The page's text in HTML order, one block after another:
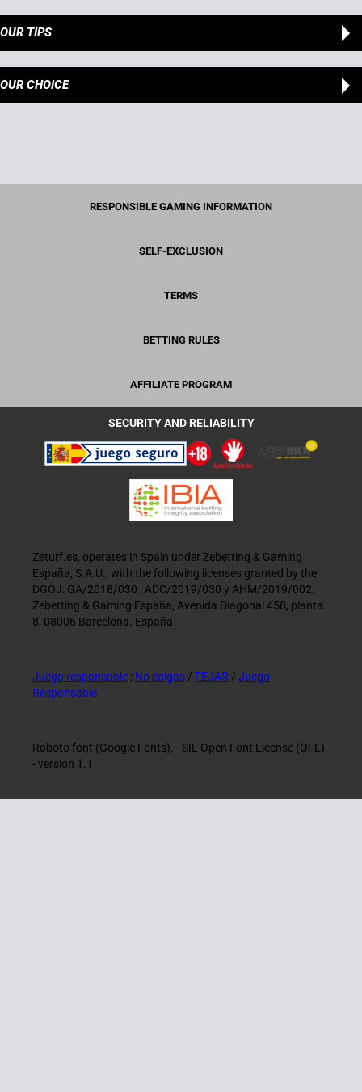
OUR TIPS
OUR CHOICE
RESPONSIBLE GAMING INFORMATION
SELF-EXCLUSION
TERMS
BETTING RULES
AFFILIATE PROGRAM
SECURITY AND RELIABILITY
Zeturf.es, operates in Spain under Zebetting & Gaming
España, S.A.U., with the following licenses granted by the
DGOJ: GA/2018/030 ; ADC/2019/030 y AHM/2019/002.
Zebetting & Gaming España, Avenida Diagonal 458, planta
8, 08006 Barcelona. España
Juego responsable : No caigas / FEJAR / Juego
Responsable
Roboto font (Google Fonts). - SIL Open Font License (OFL)
- version 1.1